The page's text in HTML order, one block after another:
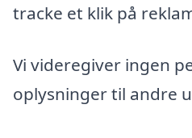
tracke et klik på
Vi videregiver ingen
oplysninger til andre